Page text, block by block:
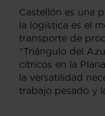
Castellón es una
la logística es el
transporte de
"Triángulo del
cítricos en la
la versatilidad
trabajo pesado y